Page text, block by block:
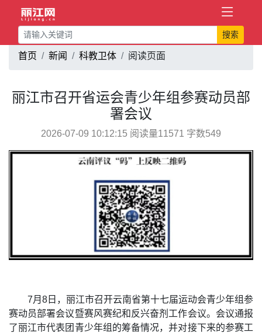
搜索
首页 新闻 科教卫体 阅读页面
丽江市召开省运会青少年组参赛动员部
署会议
2026-07-09 10:12:15 阅读量11571 字数549
7月8日，丽江市召开云南省第十七届运动会青少年组参
赛动员部署会议暨赛风赛纪和反兴奋剂工作会议。会议通报
了丽江市代表团青少年组的筹备情况，并对接下来的参赛工